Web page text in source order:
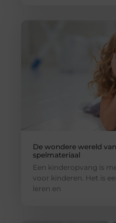
De wondere wereld
spelmateriaal
Een kinderopvang is
voor kinderen. Het is
leren en